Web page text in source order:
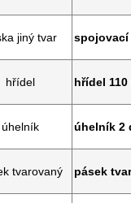
jiný tvar spojovací
hřídel hřídel 110
úhelník úhelník 2
tvarovaný pásek